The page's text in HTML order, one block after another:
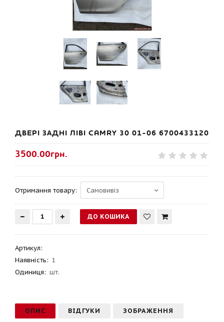
ДВЕРІ ЗАДНІ ЛІВІ CAMRY 30 01-06 6700433120
3500.00грн.
Отримання товару:
Артикул:
Наявність: 1
Одиниця: шт.
ОПИС ВІДГУКИ ЗОБРАЖЕННЯ